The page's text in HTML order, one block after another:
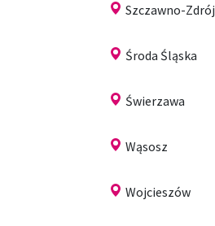
Szczawno-Zdrój
Środa Śląska
Świerzawa
Wąsosz
Wojcieszów